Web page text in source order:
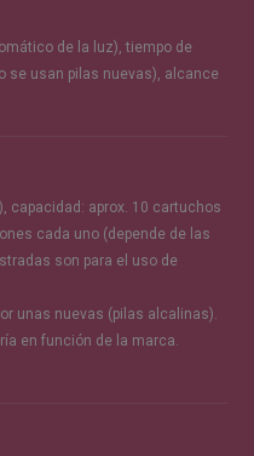
de la luz), tiempo de
se usan pilas nuevas), alcance
capacidad: aprox. 10 cartuchos
cada uno (depende de las
son para el uso de
unas nuevas (pilas alcalinas).
en función de la marca.